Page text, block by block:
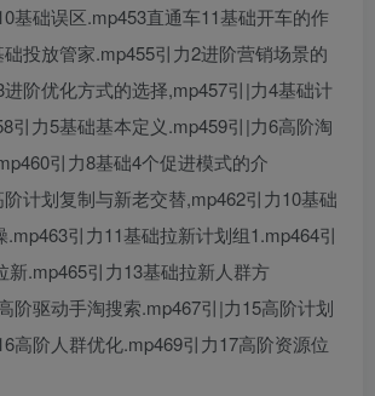
基础误区.mp453直通车11基础开车的作
投放管家.mp455引力2进阶营销场景的
阶优化方式的选择,mp457引|力4基础计
引力5基础基本定义.mp459引|力6高阶淘
引力8基础4个促进模式的介
计划复制与新老交替,mp462引力10基础
引力11基础拉新计划组1.mp464引
新.mp465引力13基础拉新人群方
阶驱动手淘搜索.mp467引|力15高阶计划
高阶人群优化.mp469引力17高阶资源位